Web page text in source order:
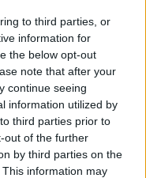
to third parties, or
information for
the below opt-out
note that after your
continue seeing
information utilized by
third parties prior to
out of the further
by third parties on the
This information may